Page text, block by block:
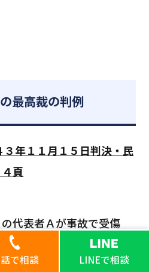
で相談 LINEで相談
最高裁の判例
年１１月１５日判決・民
頁
代表者Ａが事故で受傷
を請求。